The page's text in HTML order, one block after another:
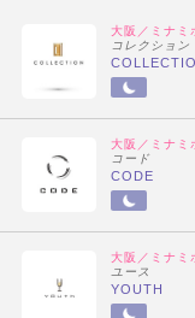
大阪／ミナミ
コレクション
大阪／ミナミ
コード
CODE
大阪／ミナミ
ユース
YOUTH